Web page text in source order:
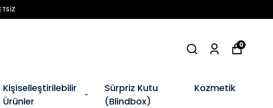
Kişiselleştirilebilir
Ürünler
Sürpriz Kutu
(Blindbox)
Kozmetik
0